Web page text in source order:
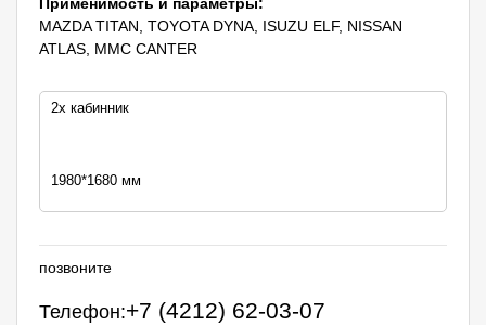
MAZDA TITAN, TOYOTA DYNA, ISUZU ELF, NISSAN
ATLAS, MMC CANTER
2х кабинник
1980*1680 мм
позвоните
Телефон:+7 (4212) 62-03-07